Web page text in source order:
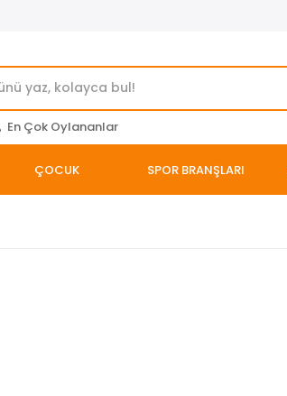
, En Çok Oylananlar
ÇOCUK SPOR BRANŞLARI